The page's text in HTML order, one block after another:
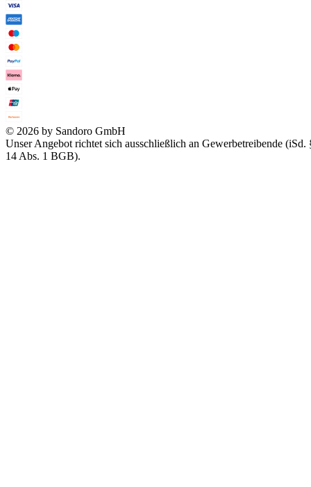
© 2026 by Sandoro GmbH
Unser Angebot richtet sich ausschließlich an Gewerbetreibende (iSd.
14 Abs. 1 BGB).